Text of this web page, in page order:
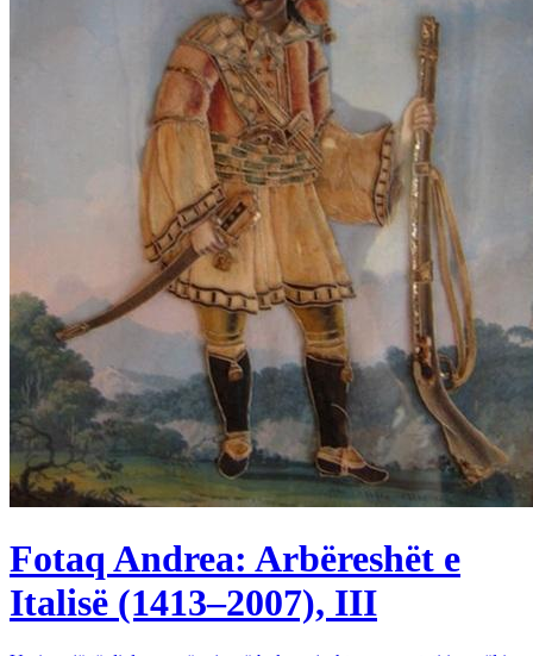
Fotaq Andrea: Arbëreshët e
Italisë (1413–2007), III